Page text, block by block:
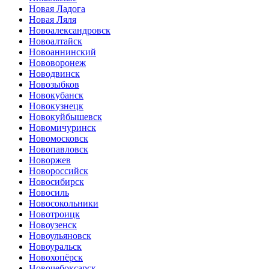
Новая Ладога
Новая Ляля
Новоалександровск
Новоалтайск
Новоаннинский
Нововоронеж
Новодвинск
Новозыбков
Новокубанск
Новокузнецк
Новокуйбышевск
Новомичуринск
Новомосковск
Новопавловск
Новоржев
Новороссийск
Новосибирск
Новосиль
Новосокольники
Новотроицк
Новоузенск
Новоульяновск
Новоуральск
Новохопёрск